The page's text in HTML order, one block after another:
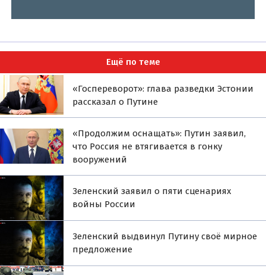
Ещё по теме
«Госпереворот»: глава разведки Эстонии
рассказал о Путине
«Продолжим оснащать»: Путин заявил,
что Россия не втягивается в гонку
вооружений
Зеленский заявил о пяти сценариях
войны России
Зеленский выдвинул Путину своё мирное
предложение